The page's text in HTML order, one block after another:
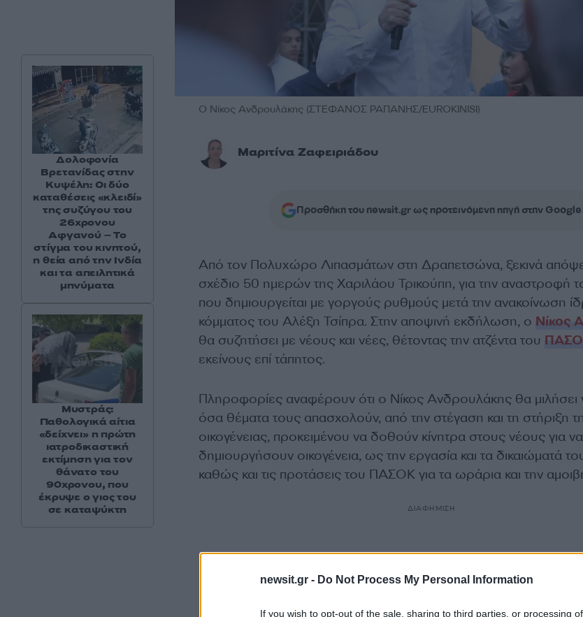
newsit.gr - Do Not Process My Personal Information
If you wish to opt-out of the sale, sharing to third parties, or processing
Ο Νίκος Ανδρουλάκης (ΣΤΕΦΑΝΟΣ ΡΑΠΑΝΗΣ/EUROKINISI)
Μαριτίνα Ζαφειριάδου
Προσθήκη του newsit.gr ως προτεινόμενη πηγή στην Google
Από τον Πολυχώρο Λιπασμάτων στη Δραπετσώνα, ξεκινά
σχέδιο 50 ημερών της Χαριλάου Τρικούπη, για την αναστροφή
που δημιουργείται με γοργούς ρυθμούς μετά την ανακοίνωση
κόμματος του Αλέξη Τσίπρα. Στην αποψινή εκδήλωση, ο Νίκος
θα συζητήσει με νέους και νέες, θέτοντας την ατζέντα του
εκείνους επί τάπητος.
Πληροφορίες αναφέρουν ότι ο Νίκος Ανδρουλάκης θα μιλήσει
όσα θέματα τους απασχολούν, από την στέγαση και τη στήριξη
οικογένειας, προκειμένου να δοθούν κίνητρα στους νέους για να
δημιουργήσουν οικογένεια, ως την εργασία και τα δικαιώματά
καθώς και τις προτάσεις του ΠΑΣΟΚ για τα ωράρια και την
ΔΙΑΦΗΜΙΣΗ
Δολοφονία
Βρετανίδας στην
Κυψέλη: Οι δύο
καταθέσεις «κλειδί»
της συζύγου του
26χρονου
Αφγανού – Το
στίγμα του κινητού,
η θεία από την Ινδία
και τα απειλητικά
μηνύματα
Μυστράς:
Παθολογικά αίτια
«δείχνει» η πρώτη
ιατροδικαστική
εκτίμηση για τον
θάνατο του
90χρονου, που
έκρυψε ο γιος του
σε καταψύκτη